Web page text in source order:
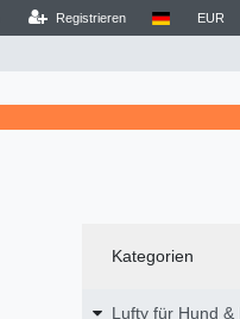
Registrieren EUR
Kategorien
Lufty für Hund &